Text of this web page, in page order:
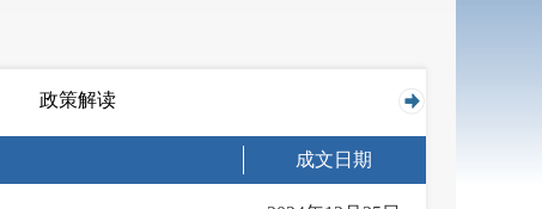
政策解读
成文日期